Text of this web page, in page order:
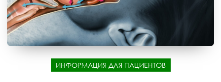
ИНФОРМАЦИЯ ДЛЯ ПАЦИЕНТОВ